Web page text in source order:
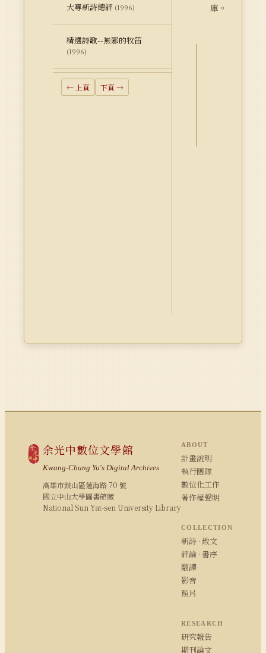
大專新詩總評 (1996)
精選詩歌--無邪的牧笛
(1996)
← 上頁 下頁 →
庫。
余光中數位文學館
Kwang-Chung Yu's Digital Archives
高雄市鼓山區蓮海路 70 號
國立中山大學圖書館藏
National Sun Yat-sen University Library
ABOUT
計畫說明
執行團隊
數位化工作
著作權聲明
COLLECTION
新詩 · 散文
評論 · 書序
翻譯
影音
照片
RESEARCH
研究報告
期刊論文